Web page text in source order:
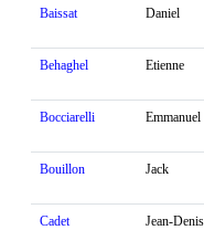
Baissat Daniel
Behaghel Etienne
Bocciarelli Emmanuel
Bouillon Jack
Cadet Jean-Denis